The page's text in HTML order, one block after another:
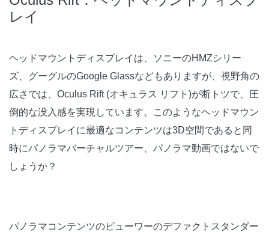
レイ
ヘッドマウントディスプレイは、ソニーのHMZシリー
ズ、グーグルのGoogle Glassなどもありますが、視野角の
広さでは、Oculus Rift (オキュラス リフト)が断トツで、圧
倒的な没入感を実現しています。このようなヘッドマウン
トディスプレイに最適なコンテンツは3D空間であると同
時にパノラマバーチャルツアー、パノラマ動画ではないで
しょうか？
パノラマコンテンツのビューワーのデファクトスタンダー